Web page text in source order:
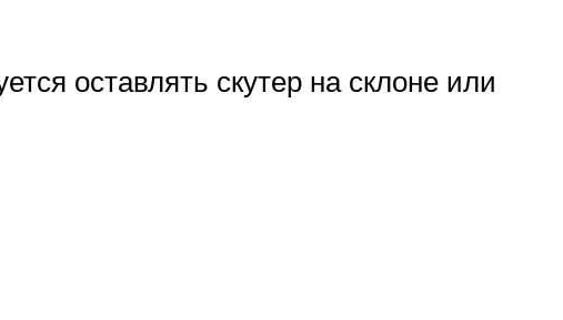
оставлять скутер на склоне или